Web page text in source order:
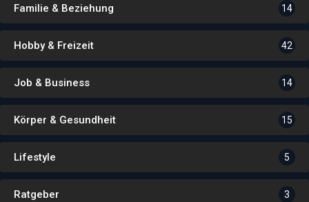
Familie & Beziehung 14
Hobby & Freizeit 42
Job & Business 14
Körper & Gesundheit 15
Lifestyle 5
Ratgeber 3